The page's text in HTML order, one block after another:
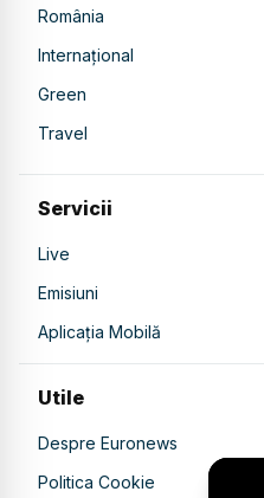
România
Internațional
Green
Travel
Servicii
Live
Emisiuni
Aplicația Mobilă
Utile
Despre Euronews
Politica Cookie